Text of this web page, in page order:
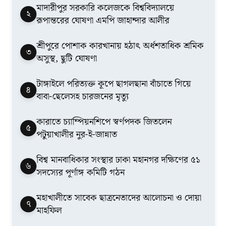
২ মাদারীপুর সরকারি কলেজকে বিশ্ববিদ্যালয়ে
রূপান্তরের ঘোষণা এমপি জাহান্দার আলীর
৩ শ্রীপুরে পোশাক কারখানায় হঠাৎ অর্ধশতাধিক শ্রমিক
অসুস্থ, ছুটি ঘোষণা
৪ টাঙ্গাইলে পরিত্যক্ত কূপে ছাগলছানা বাঁচাতে গিয়ে
বাবা-ছেলেসহ চারজনের মৃত্যু
৫ কারাতে চ্যাম্পিয়নশিপে স্বর্ণপদক জিতলেন
পটুয়াখালীর নুর-ই-জান্নাত
৬ বিশ্ব মানবাধিকার সংস্থার ঢাকা মহানগর দক্ষিণের ৫১
সদস্যের পূর্ণাঙ্গ কমিটি গঠন
৭ মহাখালীতে সাবেক ছাত্রনেতাদের আলোচনা ও দোয়া
মাহফিল